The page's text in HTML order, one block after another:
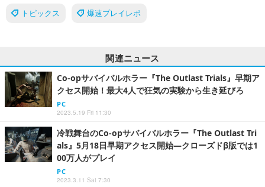
トピックス 爆速プレイレポ
関連ニュース
Co-opサバイバルホラー『The Outlast Trials』早期ア
クセス開始！最大4人で狂気の実験から生き延びろ
PC
2023.5.19 Fri 11:30
冷戦舞台のCo-opサバイバルホラー『The Outlast Tri
als』5月18日早期アクセス開始―クローズドβ版では1
00万人がプレイ
PC
2023.3.11 Sat 7:30